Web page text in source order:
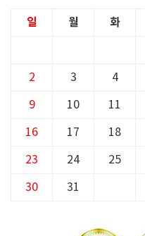
일 월 화
2 3 4
9 10 11
16 17 18
23 24 25
30 31